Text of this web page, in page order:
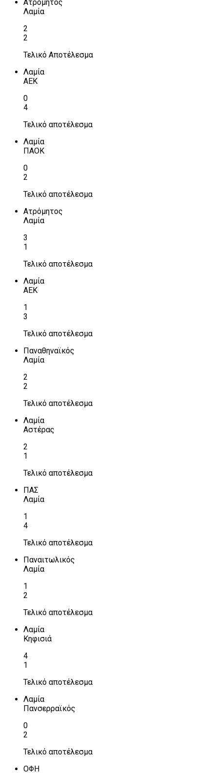
Ατρόμητος
Λαμία
2
2
Τελικό Αποτέλεσμα
Λαμία
ΑΕΚ
0
4
Τελικό αποτέλεσμα
Λαμία
ΠΑΟΚ
0
2
Τελικό αποτέλεσμα
Ατρόμητος
Λαμία
3
1
Τελικό αποτέλεσμα
Λαμία
ΑΕΚ
1
3
Τελικό αποτέλεσμα
Παναθηναϊκός
Λαμία
2
2
Τελικό αποτέλεσμα
Λαμία
Αστέρας
2
1
Τελικό αποτέλεσμα
ΠΑΣ
Λαμία
1
4
Τελικό αποτέλεσμα
Παναιτωλικός
Λαμία
1
2
Τελικό αποτέλεσμα
Λαμία
Κηφισιά
4
1
Τελικό αποτέλεσμα
Λαμία
Πανσερραϊκός
0
2
Τελικό αποτέλεσμα
ΟΦΗ